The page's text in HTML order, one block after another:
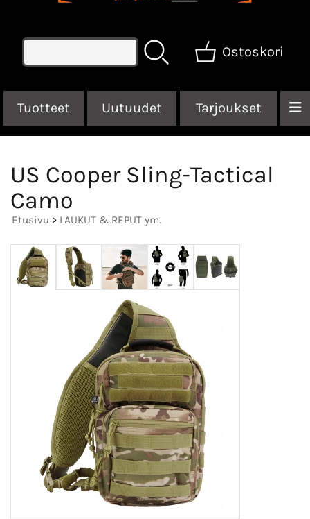
Ostoskori
Tuotteet Uutuudet Tarjoukset
US Cooper Sling-Tactical
Camo
Etusivu > LAUKUT & REPUT ym.